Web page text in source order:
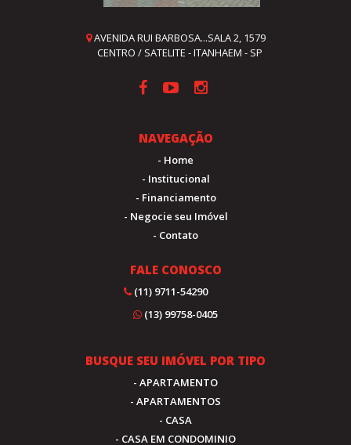
AVENIDA RUI BARBOSA...SALA 2, 1579
CENTRO / SATELITE - ITANHAEM - SP
NAVEGAÇÃO
- Home
- Institucional
- Financiamento
- Negocie seu Imóvel
- Contato
FALE CONOSCO
(11) 9711-54290
(13) 99758-0405
BUSQUE SEU IMÓVEL POR TIPO
- APARTAMENTO
- APARTAMENTOS
- CASA
- CASA EM CONDOMINIO